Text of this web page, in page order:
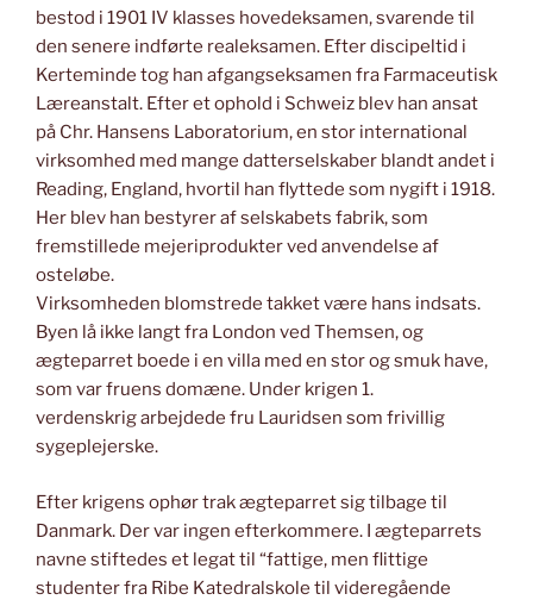
bestod i 1901 IV klasses hovedeksamen, svarende til
den senere indførte realeksamen. Efter discipeltid i
Kerteminde tog han afgangseksamen fra Farmaceutisk
Læreanstalt. Efter et ophold i Schweiz blev han ansat
på Chr. Hansens Laboratorium, en stor international
virksomhed med mange datterselskaber blandt andet i
Reading, England, hvortil han flyttede som nygift i 1918.
Her blev han bestyrer af selskabets fabrik, som
fremstillede mejeriprodukter ved anvendelse af
osteløbe.
Virksomheden blomstrede takket være hans indsats.
Byen lå ikke langt fra London ved Themsen, og
ægteparret boede i en villa med en stor og smuk have,
som var fruens domæne. Under krigen 1.
verdenskrig arbejdede fru Lauridsen som frivillig
sygeplejerske.
Efter krigens ophør trak ægteparret sig tilbage til
Danmark. Der var ingen efterkommere. I ægteparrets
navne stiftedes et legat til “fattige, men flittige
studenter fra Ribe Katedralskole til videregående